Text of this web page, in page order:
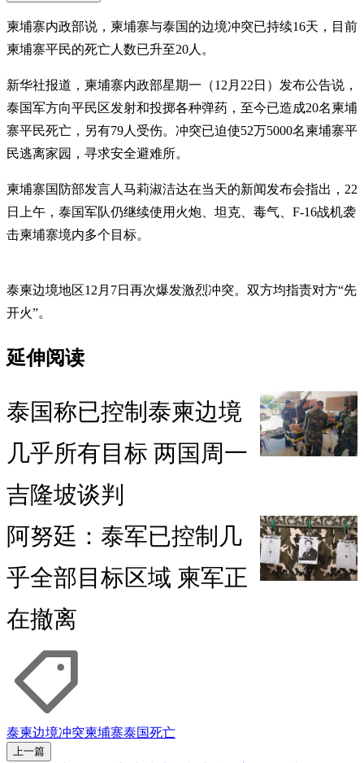
柬埔寨内政部说，柬埔寨与泰国的边境冲突已持续16天，目前
柬埔寨平民的死亡人数已升至20人。
新华社报道，柬埔寨内政部星期一（12月22日）发布公告说，
泰国军方向平民区发射和投掷各种弹药，至今已造成20名柬埔
寨平民死亡，另有79人受伤。冲突已迫使52万5000名柬埔寨平
民逃离家园，寻求安全避难所。
柬埔寨国防部发言人马莉淑洁达在当天的新闻发布会指出，22
日上午，泰国军队仍继续使用火炮、坦克、毒气、F-16战机袭
击柬埔寨境内多个目标。
泰柬边境地区12月7日再次爆发激烈冲突。双方均指责对方“先
开火”。
延伸阅读
泰国称已控制泰柬边境
几乎所有目标 两国周一
吉隆坡谈判
阿努廷：泰军已控制几
乎全部目标区域 柬军正
在撤离
泰柬边境冲突柬埔寨泰国死亡
上一篇